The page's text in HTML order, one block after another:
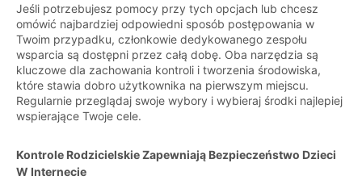
Jeśli potrzebujesz pomocy przy tych opcjach lub chcesz
omówić najbardziej odpowiedni sposób postępowania w
Twoim przypadku, członkowie dedykowanego zespołu
wsparcia są dostępni przez całą dobę. Oba narzędzia są
kluczowe dla zachowania kontroli i tworzenia środowiska,
które stawia dobro użytkownika na pierwszym miejscu.
Regularnie przeglądaj swoje wybory i wybieraj środki najlepiej
wspierające Twoje cele.
Kontrole Rodzicielskie Zapewniają Bezpieczeństwo Dzieci
W Internecie